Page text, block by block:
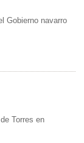
Gobierno navarro
Torres en